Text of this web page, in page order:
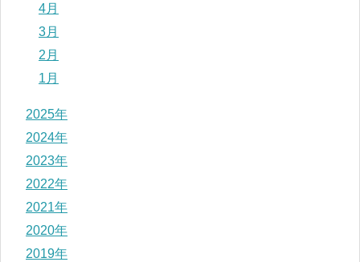
4月
3月
2月
1月
2025年
2024年
2023年
2022年
2021年
2020年
2019年